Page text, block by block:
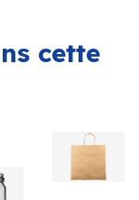
cette